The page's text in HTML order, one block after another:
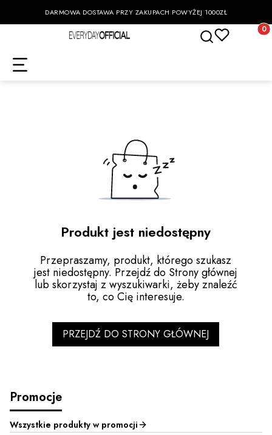
DARMOWA DOSTAWA PRZY ZAKUPACH POWYŻEJ 1000ZŁ
Otwórz
Produkt jest niedostępny
Przepraszamy, produkt, którego szukasz
jest niedostępny. Przejdź do Strony głównej
lub skorzystaj z wyszukiwarki, żeby znaleźć
to, co Cię interesuje.
PRZEJDŹ DO STRONY GŁÓWNEJ
Promocje
Wszystkie produkty w promocji